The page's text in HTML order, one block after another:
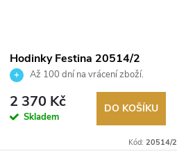
Hodinky Festina 20514/2
Až 100 dní na vrácení zboží.
Autorizovaný prodejce.
2 370 Kč
Skladem
DO KOŠÍKU
Kód: 20514/2